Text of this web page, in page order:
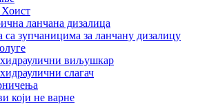
ланчана дизалица
са зупчаницима за ланчану дизалицу
виљушкар
слагач
који не варне